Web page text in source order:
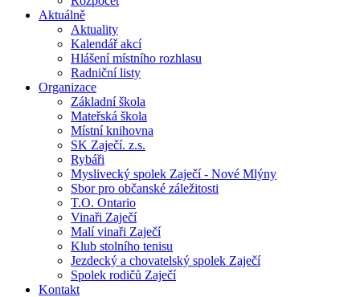
Aktuálně
Aktuality
Kalendář akcí
Hlášení místního rozhlasu
Radniční listy
Organizace
Základní škola
Mateřská škola
Místní knihovna
SK Zaječí. z.s.
Rybáři
Myslivecký spolek Zaječí - Nové Mlýny
Sbor pro občanské záležitosti
T.O. Ontario
Vinaři Zaječí
Malí vinaři Zaječí
Klub stolního tenisu
Jezdecký a chovatelský spolek Zaječí
Spolek rodičů Zaječí
Kontakt